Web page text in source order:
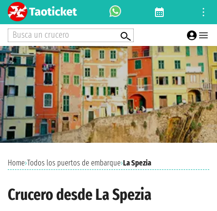
Busca un crucero
Home›Todos los puertos de embarque›La Spezia
Crucero desde La Spezia